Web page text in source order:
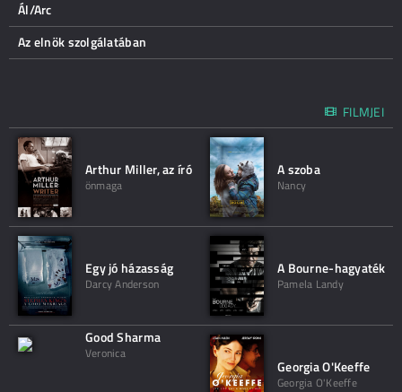
Ál/Arc
Az elnök szolgálatában
FILMJEI
Arthur Miller, az író
önmaga
A szoba
Nancy
Egy jó házasság
Darcy Anderson
A Bourne-hagyaték
Pamela Landy
Good Sharma
Veronica
Georgia O'Keeffe
Georgia O'Keeffe